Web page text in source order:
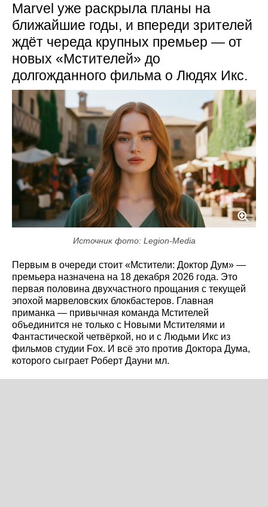
Marvel уже раскрыла планы на
ближайшие годы, и впереди зрителей
ждёт череда крупных премьер — от
новых «Мстителей» до
долгожданного фильма о Людях Икс.
Источник фото: Legion-Media
Первым в очереди стоит «Мстители: Доктор Дум» —
премьера назначена на 18 декабря 2026 года. Это
первая половина двухчастного прощания с текущей
эпохой марвеловских блокбастеров. Главная
приманка — привычная команда Мстителей
объединится не только с Новыми Мстителями и
Фантастической четвёркой, но и с Людьми Икс из
фильмов студии Fox. И всё это против Доктора Дума,
которого сыграет Роберт Дауни мл.